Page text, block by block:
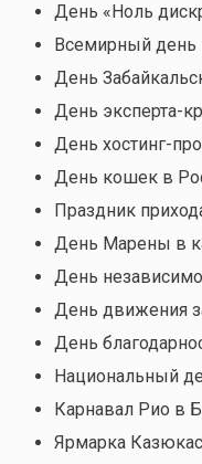
День «Ноль
Всемирный день
День
День эксперта-
День хостинг-
День кошек в
Праздник
День Марены в
День
День движения
День
Национальный
Карнавал Рио в
Ярмарка